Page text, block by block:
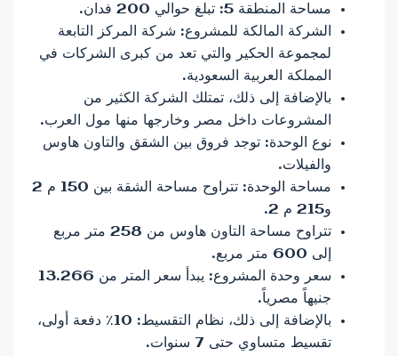
مساحة المنطقة 5: تبلغ حوالي 200 فدان.
الشركة المالكة للمشروع: شركة المركز التابعة
لمجموعة الحكير والتي تعد من كبرى الشركات في
المملكة العربية السعودية.
بالإضافة إلى ذلك، تمتلك الشركة الكثير من
المشروعات داخل مصر وخارجها منها مول العرب.
نوع الوحدة: توجد فروق بين الشقق والتاون هاوس
والفيلات.
مساحة الوحدة: تتراوح مساحة الشقة بين 150 م 2
و215 م 2.
تتراوح مساحة التاون هاوس من 258 متر مربع
إلى 600 متر مربع.
سعر وحدة المشروع: يبدأ سعر المتر من 13.266
جنيهاً مصرياً.
بالإضافة إلى ذلك، نظام التقسيط: 10٪ دفعة أولى،
تقسيط متساوي حتى 7 سنوات.